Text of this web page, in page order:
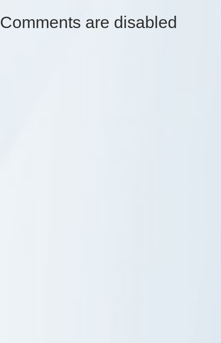
Comments are disabled